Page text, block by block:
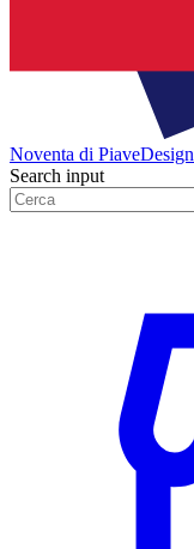
Noventa di Piave
Search input